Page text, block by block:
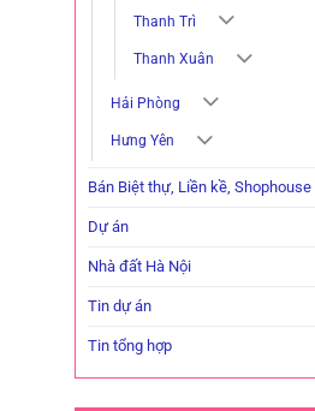
Thanh Trì
Thanh Xuân
Hải Phòng
Hưng Yên
Bán Biệt thự, Liền kề, Shophouse
Dự án
Nhà đất Hà Nội
Tin dự án
Tin tổng hợp